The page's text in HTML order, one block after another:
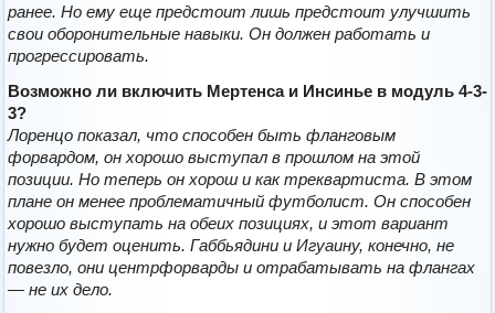
ранее. Но ему еще предстоит лишь предстоит улучшить
свои оборонительные навыки. Он должен работать и
прогрессировать.
Возможно ли включить Мертенса и Инсинье в модуль 4-3-
3?
Лоренцо показал, что способен быть фланговым
форвардом, он хорошо выступал в прошлом на этой
позиции. Но теперь он хорош и как треквартиста. В этом
плане он менее проблематичный футболист. Он способен
хорошо выступать на обеих позициях, и этот вариант
нужно будет оценить. Габбьядини и Игуаину, конечно, не
повезло, они центрфорварды и отрабатывать на флангах
— не их дело.